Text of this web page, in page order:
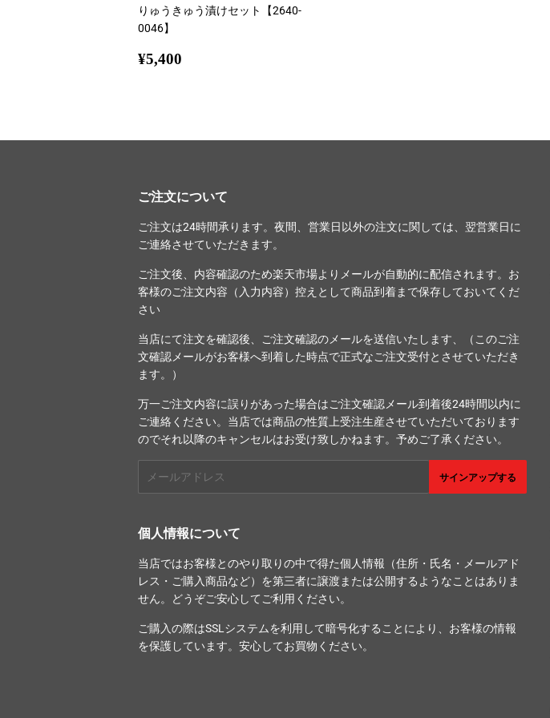
りゅうきゅう漬けセット【2640-
0046】
通
¥5,400
ご注文について
ご注文は24時間承ります。夜間、営業日以外の注文に関しては、翌営業日に
ご連絡させていただきます。
ご注文後、内容確認のため楽天市場よりメールが自動的に配信されます。お
客様のご注文内容（入力内容）控えとして商品到着まで保存しておいてくだ
さい
当店にて注文を確認後、ご注文確認のメールを送信いたします、（このご注
文確認メールがお客様へ到着した時点で正式なご注文受付とさせていただき
ます。）
万一ご注文内容に誤りがあった場合はご注文確認メール到着後24時間以内に
ご連絡ください。当店では商品の性質上受注生産させていただいております
のでそれ以降のキャンセルはお受け致しかねます。予めご了承ください。
ド
レ
ス
サインアップする
個人情報について
当店ではお客様とのやり取りの中で得た個人情報（住所・氏名・メールアド
レス・ご購入商品など）を第三者に譲渡または公開するようなことはありま
せん。どうぞご安心してご利用ください。
ご購入の際はSSLシステムを利用して暗号化することにより、お客様の情報
を保護しています。安心してお買物ください。